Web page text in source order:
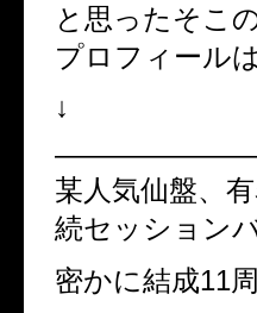
と思ったそこ
プロフィール
↓
某人気仙盤、
続セッション
密かに結成11